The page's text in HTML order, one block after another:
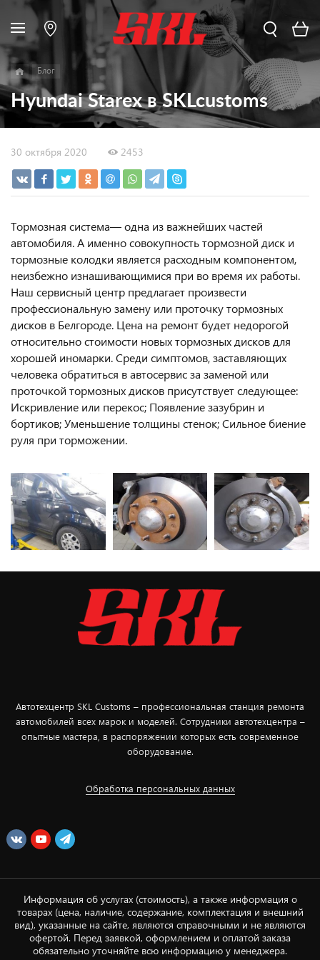
Блог
Hyundai Starex в SKLcustoms
30 октября 2020 2453
Тормозная система— одна из важнейших частей
автомобиля. А именно совокупность тормозной диск и
тормозные колодки является расходным компонентом,
неизбежно изнашивающимися при во время их работы.
Наш сервисный центр предлагает произвести
профессиональную замену или проточку тормозных
дисков в Белгороде. Цена на ремонт будет недорогой
относительно стоимости новых тормозных дисков для
хорошей иномарки. Среди симптомов, заставляющих
человека обратиться в автосервис за заменой или
проточкой тормозных дисков присутствует следующее:
Искривление или перекос; Появление зазубрин и
бортиков; Уменьшение толщины стенок; Сильное биение
руля при торможении.
Автотехцентр SKL Customs – профессиональная станция ремонта
автомобилей всех марок и моделей. Сотрудники автотехцентра –
опытные мастера, в распоряжении которых есть современное
оборудование.
Обработка персональных данных
Информация об услугах (стоимость), а также информация о
товарах (цена, наличие, содержание, комплектация и внешний
вид), указанные на сайте, являются справочными и не являются
офертой. Перед заявкой, оформлением и оплатой заказа
обязательно уточняйте всю информацию у менеджера.